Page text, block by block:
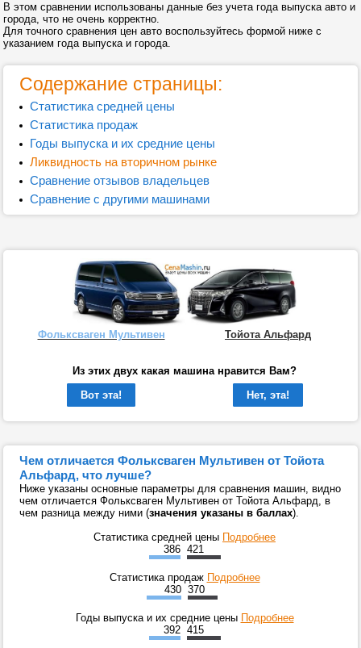
В этом сравнении использованы данные без учета года выпуска авто и
города, что не очень корректно.
Для точного сравнения цен авто воспользуйтесь формой ниже с
указанием года выпуска и города.
Содержание страницы:
Статистика средней цены
Статистика продаж
Годы выпуска и их средние цены
Ликвидность на вторичном рынке
Сравнение отзывов владельцев
Сравнение с другими машинами
Фольксваген Мультивен Тойота Альфард
Из этих двух какая машина нравится Вам?
Вот эта!
Нет, эта!
Чем отличается Фольксваген Мультивен от Тойота
Альфард, что лучше?
Ниже указаны основные параметры для сравнения машин, видно
чем отличается Фольксваген Мультивен от Тойота Альфард, в
чем разница между ними (значения указаны в баллах).
Статистика средней цены Подробнее
386 421
Статистика продаж Подробнее
430 370
Годы выпуска и их средние цены Подробнее
392 415